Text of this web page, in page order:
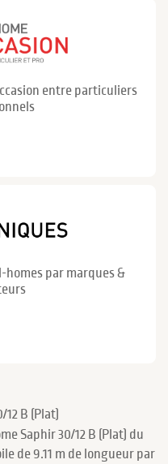
entre particuliers
homes par marques &
B (Plat)
Saphir 30/12 B (Plat) du
de 9.11 m de longueur par